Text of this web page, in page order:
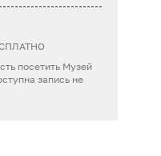
посетить Музей
запись не